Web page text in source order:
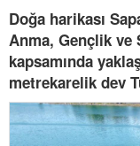
Doğa harikası
Anma, Gençlik ve
kapsamında
metrekarelik dev